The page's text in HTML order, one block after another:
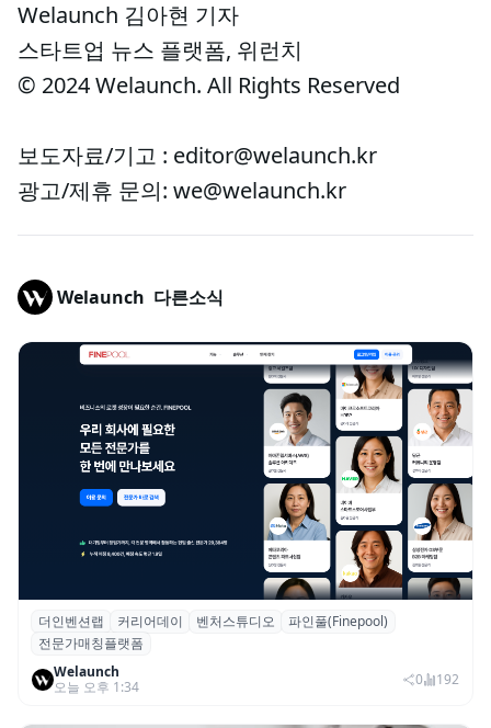
Welaunch 김아현 기자
스타트업 뉴스 플랫폼, 위런치
© 2024 Welaunch. All Rights Reserved
보도자료/기고 : editor@welaunch.kr
광고/제휴 문의: we@welaunch.kr
Welaunch 다른소식
더인벤션랩·커리어데이, 스타트업 전문가 매
칭 플랫폼 ‘파인풀’ 출시
더인벤션랩 커리어데이 벤처스튜디오
파인풀(Finepool)
전문가매칭플랫폼
Welaunch
오늘 오후 1:34
0 192